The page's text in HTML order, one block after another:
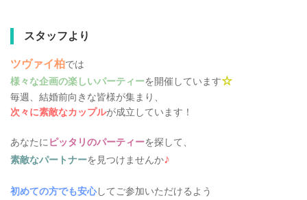
スタッフより
ツヴァイ柏では
様々な企画の楽しいパーティーを開催しています☆
毎週、結婚前向きな皆様が集まり、
次々に素敵なカップルが成立しています！
あなたに ピッタリのパーティーを探して、
素敵なパートナーを見つけませんか♪
初めての方でも安心してご参加いただけるよう